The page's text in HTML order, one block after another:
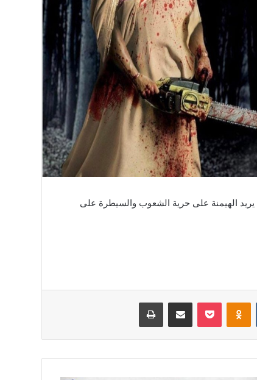
يريد الهيمنة على حرية الشعوب والسيطرة على
Odnoklassniki
بوكيت مشاركة عبر البريد طباعة